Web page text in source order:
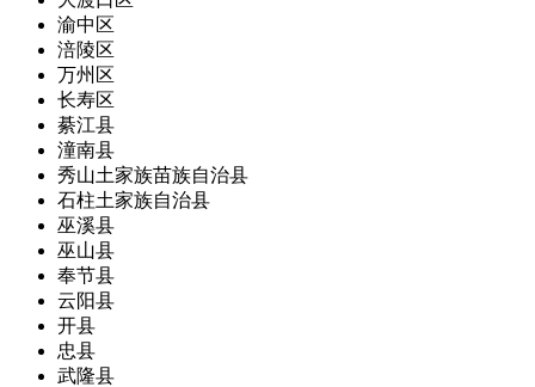
渝中区
涪陵区
万州区
长寿区
綦江县
潼南县
秀山土家族苗族自治县
石柱土家族自治县
巫溪县
巫山县
奉节县
云阳县
开县
忠县
武隆县